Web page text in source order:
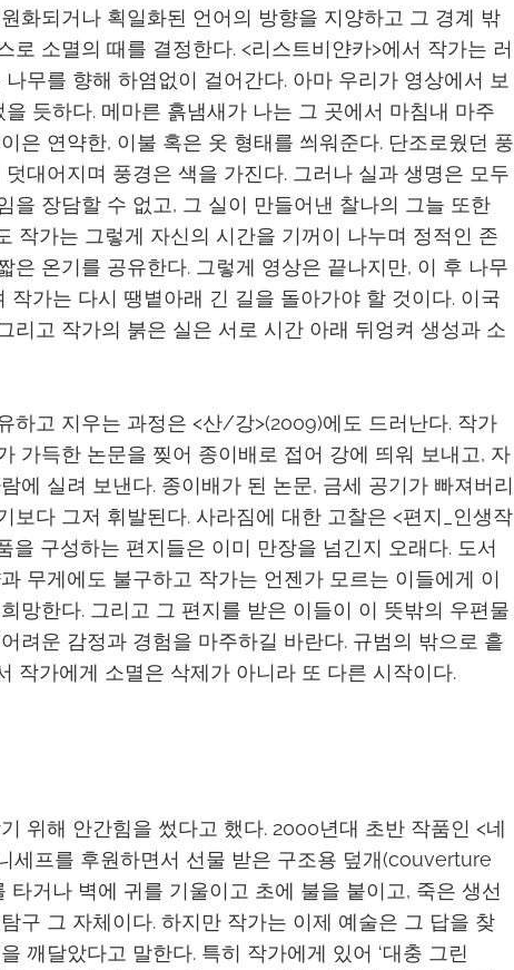
화되거나 획일화된 언어의 방향을 지양하고 그 경계 밖
로 소멸의 때를 결정한다. <리스트비얀카>에서 작가는 러
무를 향해 하염없이 걸어간다. 아마 우리가 영상에서 보
듯하다. 메마른 흙냄새가 나는 그 곳에서 마침내 마주
은 연약한, 이불 혹은 옷 형태를 씌워준다. 단조로웠던 풍
대어지며 풍경은 색을 가진다. 그러나 실과 생명은 모두
을 장담할 수 없고, 그 실이 만들어낸 찰나의 그늘 또한
작가는 그렇게 자신의 시간을 기꺼이 나누며 정적인 존
은 온기를 공유한다. 그렇게 영상은 끝나지만, 이 후 나무
작가는 다시 땡볕아래 긴 길을 돌아가야 할 것이다. 이국
리고 작가의 붉은 실은 서로 시간 아래 뒤엉켜 생성과 소
하고 지우는 과정은 <산/강>(2009)에도 드러난다. 작가
가득한 논문을 찢어 종이배로 접어 강에 띄워 보내고, 자
에 실려 보낸다. 종이배가 된 논문, 금세 공기가 빠져버리
보다 그저 휘발된다. 사라짐에 대한 고찰은 <편지_인생작
을 구성하는 편지들은 이미 만장을 넘긴지 오래다. 도서
무게에도 불구하고 작가는 언젠가 모르는 이들에게 이
망한다. 그리고 그 편지를 받은 이들이 이 뜻밖의 우편물
려운 감정과 경험을 마주하길 바란다. 규범의 밖으로 흩
작가에게 소멸은 삭제가 아니라 또 다른 시작이다.
위해 안간힘을 썼다고 했다. 2000년대 초반 작품인 <네
세프를 후원하면서 선물 받은 구조용 덮개(couverture
거나 벽에 귀를 기울이고 초에 불을 붙이고, 죽은 생선
구 그 자체이다. 하지만 작가는 이제 예술은 그 답을 찾
깨달았다고 말한다. 특히 작가에게 있어 ‘대충 그린